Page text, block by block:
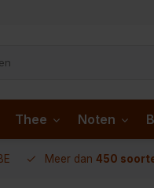
Thee Noten
Meer dan 450